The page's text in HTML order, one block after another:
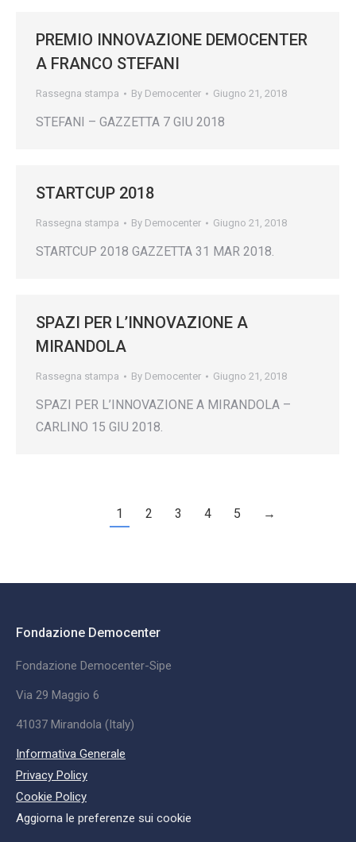
PREMIO INNOVAZIONE DEMOCENTER
A FRANCO STEFANI
Rassegna stampa By Democenter Giugno 21, 2018
STEFANI – GAZZETTA 7 GIU 2018
STARTCUP 2018
Rassegna stampa By Democenter Giugno 21, 2018
STARTCUP 2018 GAZZETTA 31 MAR 2018.
SPAZI PER L’INNOVAZIONE A
MIRANDOLA
Rassegna stampa By Democenter Giugno 21, 2018
SPAZI PER L’INNOVAZIONE A MIRANDOLA –
CARLINO 15 GIU 2018.
1 2 3 4 5 →
Fondazione Democenter
Fondazione Democenter-Sipe
Via 29 Maggio 6
41037 Mirandola (Italy)
Informativa Generale
Privacy Policy
Cookie Policy
Aggiorna le preferenze sui cookie